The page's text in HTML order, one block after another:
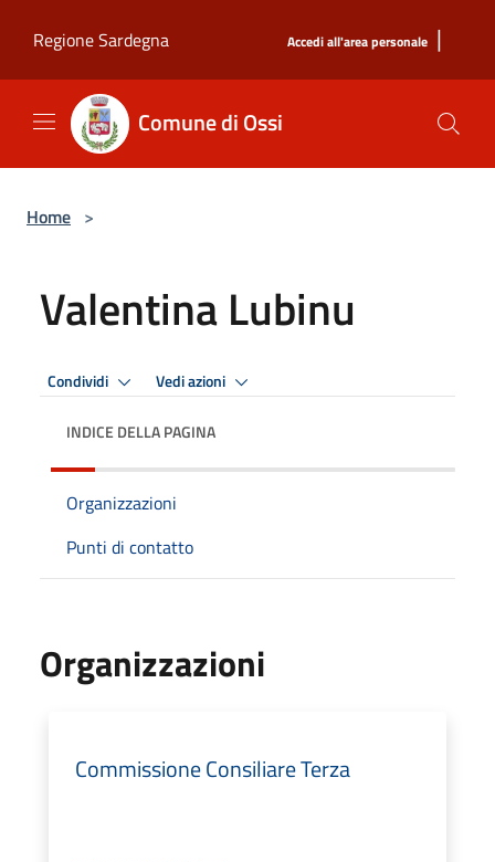
Regione Sardegna
Accedi all'area personale |
Comune di Ossi
Home >
Valentina Lubinu
Condividi Vedi azioni
INDICE DELLA PAGINA
Organizzazioni
Punti di contatto
Organizzazioni
Commissione Consiliare Terza